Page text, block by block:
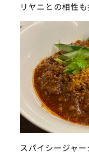
リヤニとの相性
スパイシージャ